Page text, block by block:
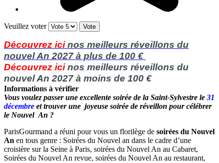
Veuillez voter
Découvrez icinos meilleurs réveillons du
nouvel An 2027 à plus de 100 €
Découvrez icinos meilleurs réveillons du
nouvel An 2027 à moins de 100 €
Informations à vérifier
Vous voulez passer une excellente soirée de la Saint-Sylvestre le 31
décembre et trouver une joyeuse soirée de réveillon pour célébrer
le Nouvel An ?
ParisGourmand a réuni pour vous un florilège de soirées du Nouvel
An en tous genre : Soirées du Nouvel an dans le cadre d’une
croisière sur la Seine à Paris, soirées du Nouvel An au Cabaret,
Soirées du Nouvel An revue, soirées du Nouvel An au restaurant,